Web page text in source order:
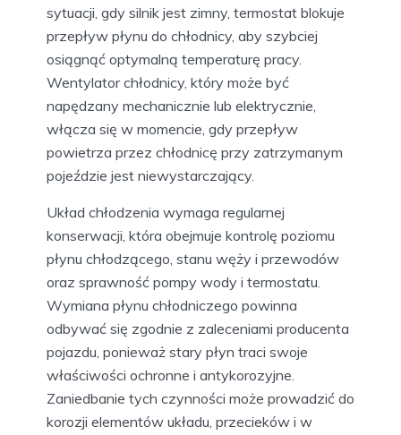
sytuacji, gdy silnik jest zimny, termostat blokuje
przepływ płynu do chłodnicy, aby szybciej
osiągnąć optymalną temperaturę pracy.
Wentylator chłodnicy, który może być
napędzany mechanicznie lub elektrycznie,
włącza się w momencie, gdy przepływ
powietrza przez chłodnicę przy zatrzymanym
pojeździe jest niewystarczający.
Układ chłodzenia wymaga regularnej
konserwacji, która obejmuje kontrolę poziomu
płynu chłodzącego, stanu węży i przewodów
oraz sprawność pompy wody i termostatu.
Wymiana płynu chłodniczego powinna
odbywać się zgodnie z zaleceniami producenta
pojazdu, ponieważ stary płyn traci swoje
właściwości ochronne i antykorozyjne.
Zaniedbanie tych czynności może prowadzić do
korozji elementów układu, przecieków i w